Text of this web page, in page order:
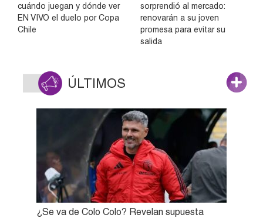
cuándo juegan y dónde ver
EN VIVO el duelo por Copa
Chile
sorprendió al mercado:
renovarán a su joven
promesa para evitar su
salida
ÚLTIMOS
¿Se va de Colo Colo? Revelan supuesta